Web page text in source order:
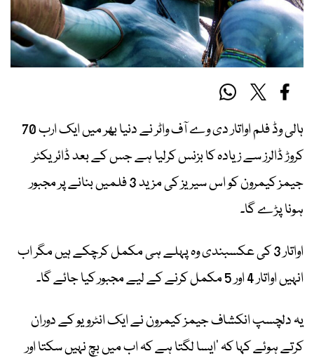
ہالی وڈ فلم اواتار دی وے آف واٹر نے دنیا بھر میں ایک ارب 70
کروڑ ڈالرز سے زیادہ کا بزنس کرلیا ہے جس کے بعد ڈائریکٹر
جیمز کیمرون کو اس سیریز کی مزید 3 فلمیں بنانے پر مجبور
ہونا پڑے گا۔
اواتار 3 کی عکسبندی وہ پہلے ہی مکمل کرچکے ہیں مگر اب
انہیں اواتار 4 اور 5 مکمل کرنے کے لیے مجبور کیا جائے گا۔
یہ دلچسپ انکشاف جیمز کیمرون نے ایک انٹرویو کے دوران
کرتے ہوئے کہا کہ ‘ایسا لگتا ہے کہ اب میں بچ نہیں سکتا اور